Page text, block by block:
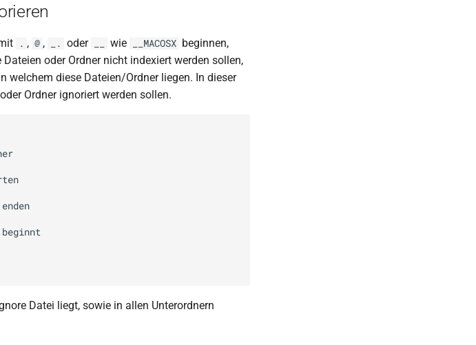
. , @ , _. oder wie __MACOSX beginnen,
oder Ordner nicht indexiert werden sollen,
welchem diese Dateien/Ordner liegen. In dieser
Ordner ignoriert werden sollen.
Datei liegt, sowie in allen Unterordnern